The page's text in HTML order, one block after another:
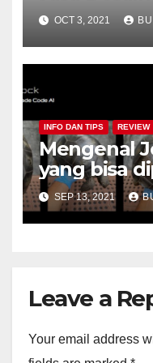
OCT 3, 2021
INFO DAN TIPS REVIEW
Mengenal
yang bisa
SEP 13, 2021
Leave a
Your email address